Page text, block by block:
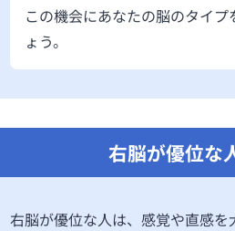
この機会にあなたの脳のタイ
ょう。
右脳が優位な
右脳が優位な人は、感覚や直感を